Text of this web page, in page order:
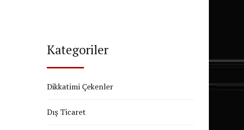
Kategoriler
Dikkatimi Çekenler
Dış Ticaret